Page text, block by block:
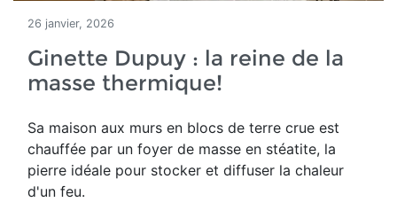
26 janvier, 2026
Ginette Dupuy : la reine de la
masse thermique!
Sa maison aux murs en blocs de terre crue est
chauffée par un foyer de masse en stéatite, la
pierre idéale pour stocker et diffuser la chaleur
d'un feu.